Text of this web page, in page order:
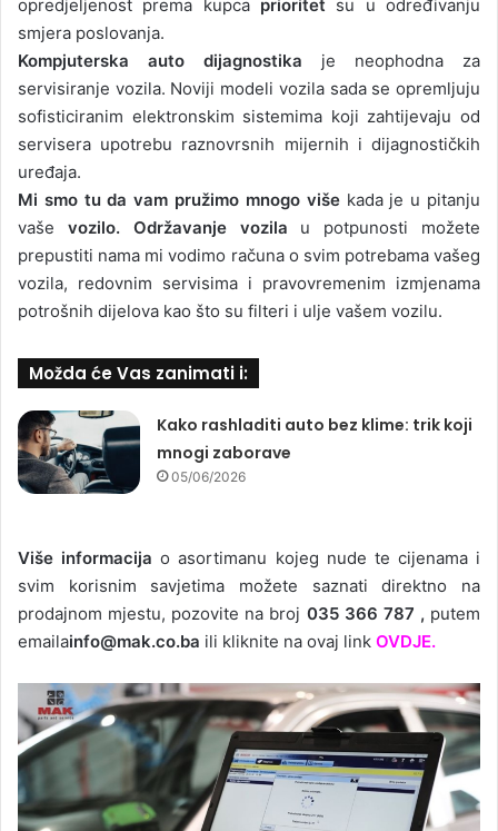
opredjeljenost prema kupca prioritet su u određivanju
smjera poslovanja.
Kompjuterska auto dijagnostika je neophodna za
servisiranje vozila. Noviji modeli vozila sada se opremljuju
sofisticiranim elektronskim sistemima koji zahtijevaju od
servisera upotrebu raznovrsnih mijernih i dijagnostičkih
uređaja.
Mi smo tu da vam pružimo mnogo višekada je u pitanju
vaše vozilo. Održavanje vozila u potpunosti možete
prepustiti nama mi vodimo računa o svim potrebama vašeg
vozila, redovnim servisima i pravovremenim izmjenama
potrošnih dijelova kao što su filteri i ulje vašem vozilu.
Možda će Vas zanimati i:
Kako rashladiti auto bez klime: trik koji
mnogi zaborave
05/06/2026
Više informacija o asortimanu kojeg nude te cijenama i
svim korisnim savjetima možete saznati direktno na
prodajnom mjestu, pozovite na broj 035 366 787 , putem
emailainfo@mak.co.ba ili kliknite na ovaj link OVDJE.